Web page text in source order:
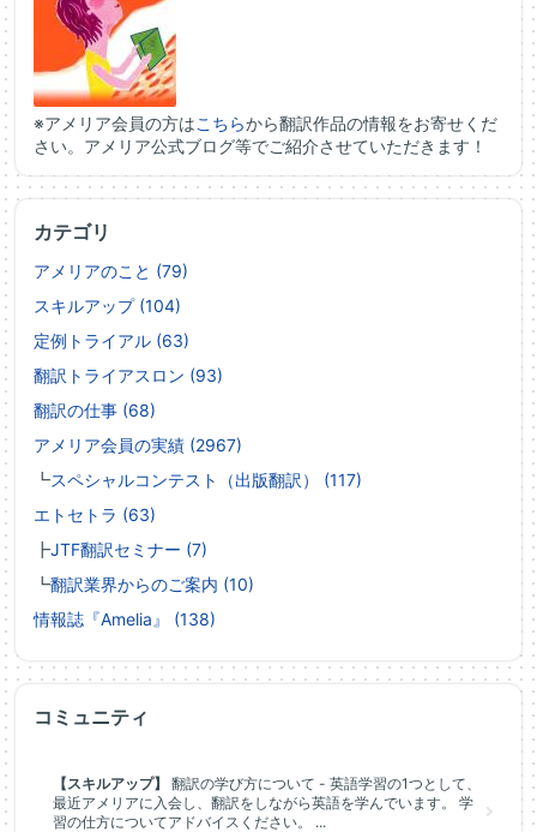
※アメリア会員の方はこちらから翻訳作品の情報をお寄せくだ
さい。アメリア公式ブログ等でご紹介させていただきます！
カテゴリ
アメリアのこと (79)
スキルアップ (104)
定例トライアル (63)
翻訳トライアスロン (93)
翻訳の仕事 (68)
アメリア会員の実績 (2967)
┗スペシャルコンテスト（出版翻訳） (117)
エトセトラ (63)
┣JTF翻訳セミナー (7)
┗翻訳業界からのご案内 (10)
情報誌『Amelia』 (138)
コミュニティ
【スキルアップ】
翻訳の学び方について - 英語学習の1つとして、
最近アメリアに入会し、翻訳をしながら英語を学んでいます。 学
習の仕方についてアドバイスください。 ...